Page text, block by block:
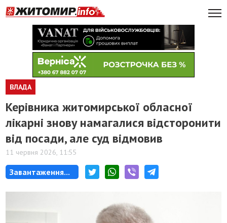
ВЛАДА
Керівника житомирської обласної
лікарні знову намагалися відсторонити
від посади, але суд відмовив
11 червня 2026, 11:55
Завантаження...